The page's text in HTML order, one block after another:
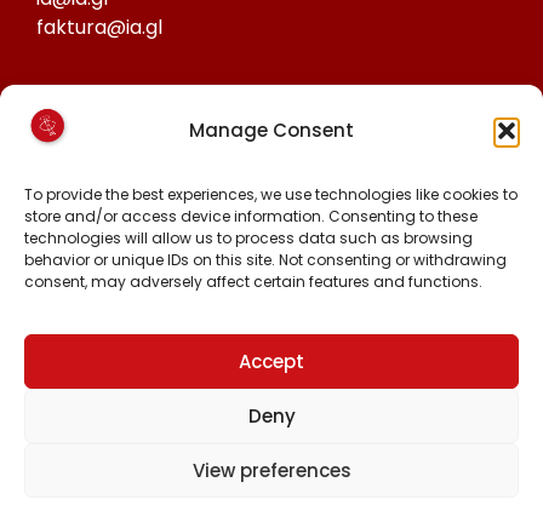
Manage Consent
To provide the best experiences, we use technologies like cookies to
store and/or access device information. Consenting to these
technologies will allow us to process data such as browsing
behavior or unique IDs on this site. Not consenting or withdrawing
consent, may adversely affect certain features and functions.
Accept
Deny
View preferences
faktura@ia.gl
25027388
KONTO NR:
6471-1511626
MALINNAAVIGISIGUT
TIKTOK